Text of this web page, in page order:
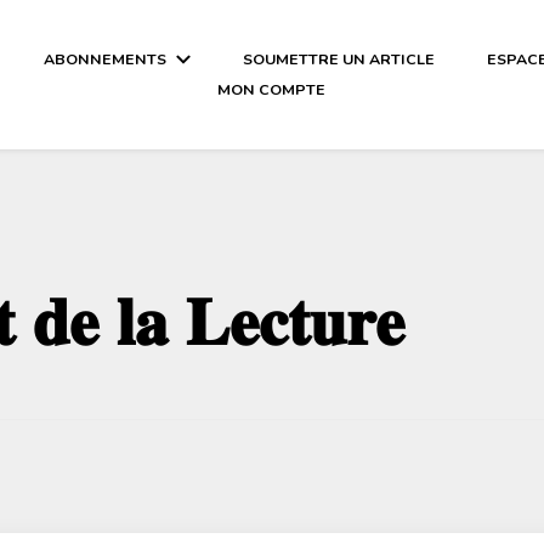
njaay.com littérature
ABONNEMENTS SOUMETTRE UN ARTICLE
MON COMPTE
𝐥𝐚 𝐋𝐞𝐜𝐭𝐮𝐫𝐞